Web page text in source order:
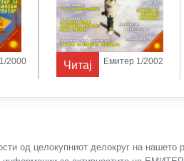
2000 Читај Емитер 1/2002
од целокупниот делокруг на нашето